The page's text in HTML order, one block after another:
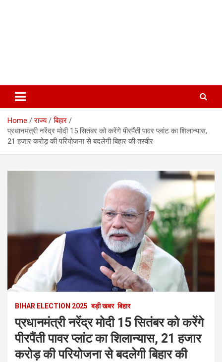
Home राज्य
बिहार
प्रधानमंत्री नरेंद्र मोदी 15 सितंबर को करेंगे पीरपैंती पावर प्लांट का शिलान्यास,
21 हजार करोड़ की परियोजना से बदलेगी बिहार की तस्वीर
BIHAR ELECTION 2025 बड़ी खबर बिहार
प्रधानमंत्री नरेंद्र मोदी 15 सितंबर को करेंगे
पीरपैंती पावर प्लांट का शिलान्यास, 21 हजार
करोड़ की परियोजना से बदलेगी बिहार की